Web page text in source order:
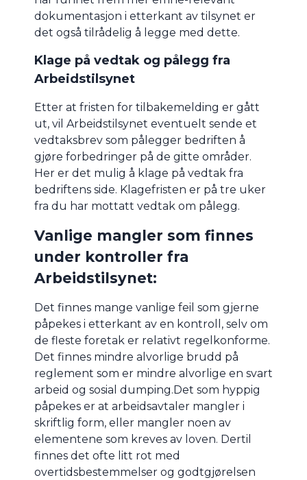
dokumentasjon i etterkant av tilsynet er
det også tilrådelig å legge med dette.
Klage på vedtak og pålegg fra
Arbeidstilsynet
Etter at fristen for tilbakemelding er gått
ut, vil Arbeidstilsynet eventuelt sende et
vedtaksbrev som pålegger bedriften å
gjøre forbedringer på de gitte områder.
Her er det mulig å klage på vedtak fra
bedriftens side. Klagefristen er på tre uker
fra du har mottatt vedtak om pålegg.
Vanlige mangler som finnes
under kontroller fra
Arbeidstilsynet:
Det finnes mange vanlige feil som gjerne
påpekes i etterkant av en kontroll, selv om
de fleste foretak er relativt regelkonforme.
Det finnes mindre alvorlige brudd på
reglement som er mindre alvorlige en svart
arbeid og sosial dumping.Det som hyppig
påpekes er at arbeidsavtaler mangler i
skriftlig form, eller mangler noen av
elementene som kreves av loven. Dertil
finnes det ofte litt rot med
overtidsbestemmelser og godtgjørelsen